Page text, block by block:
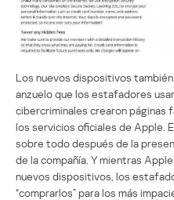
Los nuevos dispositivos
anzuelo que los estafadores
cibercriminales crearon páginas
los servicios oficiales de Apple.
sobre todo después de la
de la compañía. Y mientras
nuevos dispositivos, los
“comprarlos” para los más